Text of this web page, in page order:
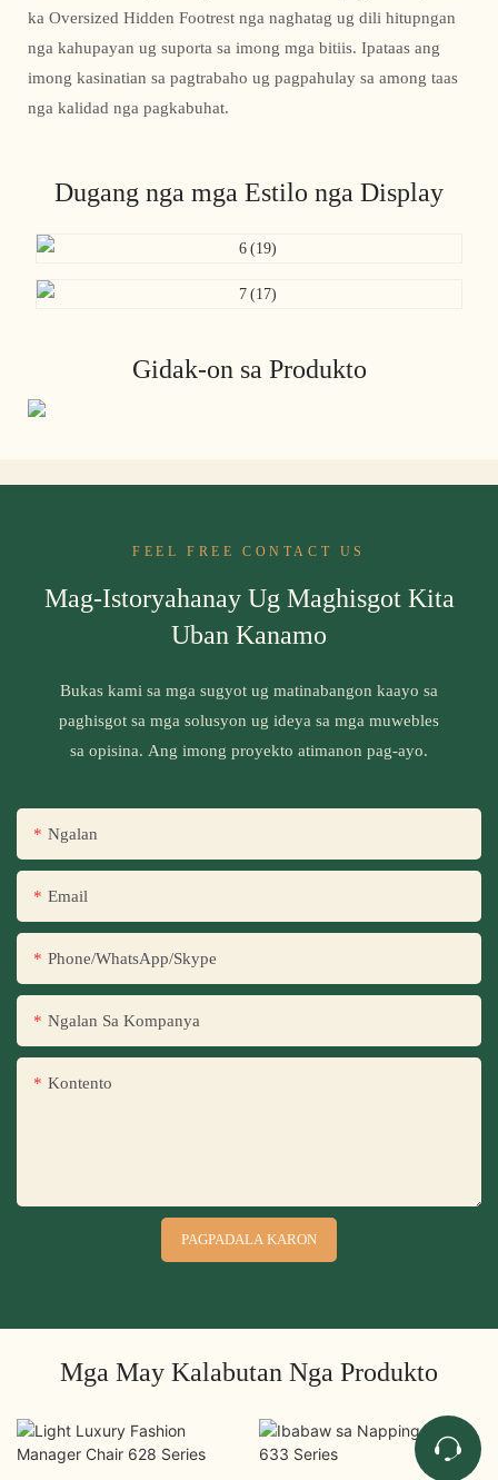
ka Oversized Hidden Footrest nga naghatag ug dili hitupngan
nga kahupayan ug suporta sa imong mga bitiis. Ipataas ang
imong kasinatian sa pagtrabaho ug pagpahulay sa among taas
nga kalidad nga pagkabuhat.
Dugang nga mga Estilo nga Display
Gidak-on sa Produkto
FEEL FREE CONTACT US
Mag-Istoryahanay Ug Maghisgot Kita
Uban Kanamo
Bukas kami sa mga sugyot ug matinabangon kaayo sa
paghisgot sa mga solusyon ug ideya sa mga muwebles
sa opisina. Ang imong proyekto atimanon pag-ayo.
Ngalan
Email
Phone/WhatsApp/Skype
Ngalan Sa Kompanya
Kontento
PAGPADALA KARON
Mga May Kalabutan Nga Produkto